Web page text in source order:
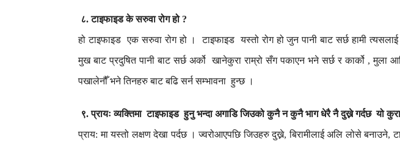
८.टाइफाइडकेसरुवारोगहो?
हो टाइफाइड एक सरुवा रोग हो । टाइफाइड यस्तो रोग हो जुन पानी बाट सर्छ हामी त्यसलाई
मुख बाट प्रदुषित पानी बाट सर्छ अर्को खानेकुरा राम्रो सँग पकाएन भने सर्छ र कार्को,मुला
पखालेनौँभनेतिनहरुबाटबढिसर्नसम्भावना हुन्छ ।
९.प्रायःव्यक्तिमा टाइफाइड हुनुभन्दाअगाडिजिउकोकुनैनकुनैभागधेरैनैदुख्नेगर्दछ यो
प्राय:मा यस्तो लक्षण देखा पर्दछ । ज्वरोआएपछि जिउहरु दुख्ने,बिरामीलाई अलि लोसे बनाउने,